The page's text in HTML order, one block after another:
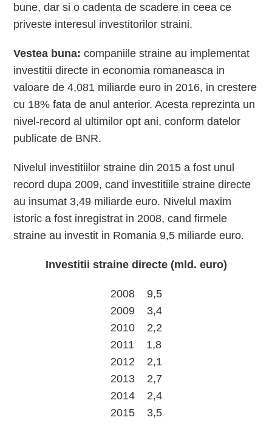
bune, dar si o cadenta de scadere in ceea ce
priveste interesul investitorilor straini.
Vestea buna: companiile straine au implementat
investitii directe in economia romaneasca in
valoare de 4,081 miliarde euro in 2016, in crestere
cu 18% fata de anul anterior. Acesta reprezinta un
nivel-record al ultimilor opt ani, conform datelor
publicate de BNR.
Nivelul investitiilor straine din 2015 a fost unul
record dupa 2009, cand investitiile straine directe
au insumat 3,49 miliarde euro. Nivelul maxim
istoric a fost inregistrat in 2008, cand firmele
straine au investit in Romania 9,5 miliarde euro.
Investitii straine directe (mld. euro)
2008 9,5
2009 3,4
2010 2,2
2011 1,8
2012 2,1
2013 2,7
2014 2,4
2015 3,5